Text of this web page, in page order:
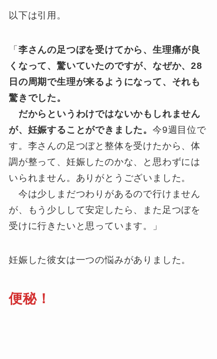
以下は引用。
「李さんの足つぼを受けてから、生理痛が良
くなって、驚いていたのですが、なぜか、28
日の周期で生理が来るようになって、それも
驚きでした。
だからというわけではないかもしれません
が、妊娠することができました。今9週目位で
す。李さんの足つぼと整体を受けたから、体
調が整って、妊娠したのかな、と思わずには
いられません。ありがとうございました。
今は少しまだつわりがあるので行けません
が、もう少しして安定したら、また足つぼを
受けに行きたいと思っています。」
妊娠した彼女は一つの悩みがありました。
便秘！